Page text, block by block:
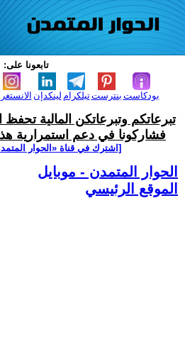
تابعونا على:
لينكدإن تيلكرامبنترست بودكاست
تبرعاتكم وتبرعاتكن المالية تحفظ
فشاركونا في دعم استمرارية
[اشترك في قناة ‫«الحوار
الحوار المتمدن - موبايل
الموقع الرئيسي